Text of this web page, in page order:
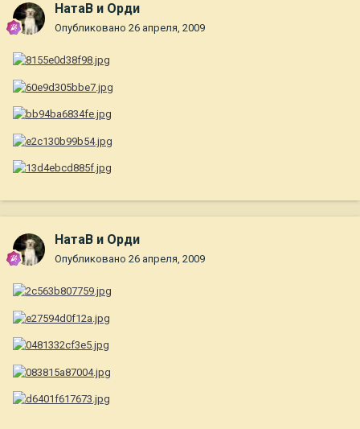
НатаВ и Орди
Опубликовано 26 апреля, 2009
НатаВ и Орди
Опубликовано 26 апреля, 2009